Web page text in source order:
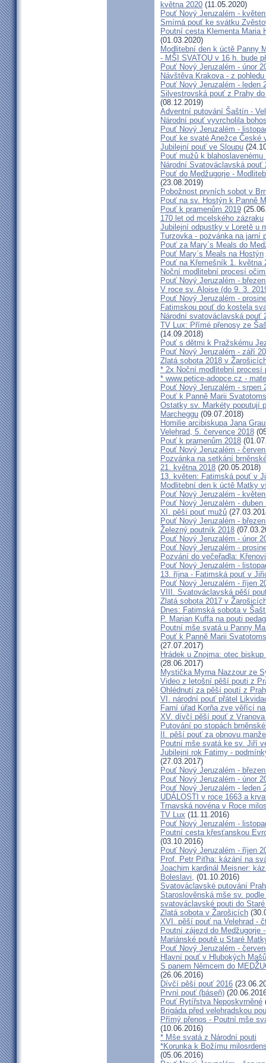
května 2020 (11.05.2020)
Pouť Nový Jeruzalém -
Smírná pouť ke svátku
Poutní cesta Klementa Maria
(01.03.2020)
Modlitební den k úctě Panny
- MŠI SVATOU v 16 h. bude
Pouť Nový Jeruzalém - únor
Návštěva Krakova - z
Pouť Nový Jeruzalém - leden
Silvestrovská pouť z Prahy
(08.12.2019)
Adventní putování Šaštín -
Národní pouť vyvrcholila
Pouť Nový Jeruzalém -
Pouť ke svaté Anežce České
Jubilejní pouť ve Sloupu
Pouť mužů k
Národní Svatováclavská pouť
Pouť do Medžugorje -
(23.08.2019)
Pobožnost prvních sobot v
Pouť na sv. Hostýn k Panně
Pouť k pramenům 2019
170 let od mcelského zázraku
Jubilejní odpustky v Loretě u
Turzovka - pozvánka na jarní
Pouť za Mary´s Meals do
Pouť Mary´s Meals na Hostýn
Pouť na Křemešník 1. května
Noční modlitební procesí
Pouť Nový Jeruzalém -
V roce sv. Aloise (do 9. 3.
Pouť Nový Jeruzalém -
Fatimskou pouť do kostela
Národní svatováclavská pouť
TV Lux: Přímé přenosy ze
(14.09.2018)
Pouť s dětmi k Pražskému
Pouť Nový Jeruzalém - září
Zlatá sobota 2018 v
* 2x Noční modlitební
* www.petice-adopce.cz -
Pouť Nový Jeruzalém - srpen
Pouť k Panně Marii
Ostatky sv. Markéty poputují
Marcheggu (09.07.2018)
Homilie arcibiskupa Jana
Velehrad, 5. července 2018
Pouť k pramenům 2018
Pouť Nový Jeruzalém -
Pozvánka na setkání
21. května 2018 (20.05.2018)
13. květen: Fatimská pouť v
Modlitební den k úctě Matky
Pouť Nový Jeruzalém -
Pouť Nový Jeruzalém - duben
XI. pěší pouť mužů
Pouť Nový Jeruzalém -
Železný poutník 2018
Pouť Nový Jeruzalém - únor
Pouť Nový Jeruzalém -
Pozvání do večeřadla:
Pouť Nový Jeruzalém -
13. října - Fatimská pouť v
Pouť Nový Jeruzalém - říjen
VIII. Svatováclavská pěší
Zlatá sobota 2017 v
Dnes: Fatimská sobota v
P. Marian Kuffa na pouti
Poutní mše svatá u Panny
Pouť k Panně Marii
(27.07.2017)
Hrádek u Znojma: otec
(28.06.2017)
Mystička Myrna Nazzour ze
Video z letošní pěší pouti z
Ohlédnutí za pěší poutí z
VI. národní pouť přátel
Farní úřad Korňa zve věřící
XV. dívčí pěší pouť z
Putování po stopách
II. pěší pouť za obnovu
Poutní mše svatá ke sv. Jiří
Jubilejní rok Fatimy -
(27.03.2017)
Pouť Nový Jeruzalém -
Pouť Nový Jeruzalém - únor
Pouť Nový Jeruzalém - leden
UDÁLOSTI v roce 1663 a
Trnavská novéna v Roce
TV Lux (11.11.2016)
Pouť Nový Jeruzalém -
Poutní cesta křesťanskou
(03.10.2016)
Pouť Nový Jeruzalém - říjen
Prof. Petr Piťha: kázání na
Joachim kardinál Meisner:
Boleslavi, (01.10.2016)
Svatováclavské putování
Staroslověnská mše sv.
svatováclavské pouti do
Zlatá sobota v Žarošicích
XVI. pěší pouť na Velehrad -
Poutní zájezd do Medžugorje
Mariánské poutě u Staré
Pouť Nový Jeruzalém -
Hlavní pouť v Hlubokých
S panem Němcem do
(26.06.2016)
Dívčí pěší pouť 2016
První pouť (báseň)
Pouť Rytířstva Neposkvrněné
Brigáda před velehradskou
Přímý přenos - Poutní mše
(10.06.2016)
* Mše svatá z Národní pouti
*Korunka k Božímu
(05.06.2016)